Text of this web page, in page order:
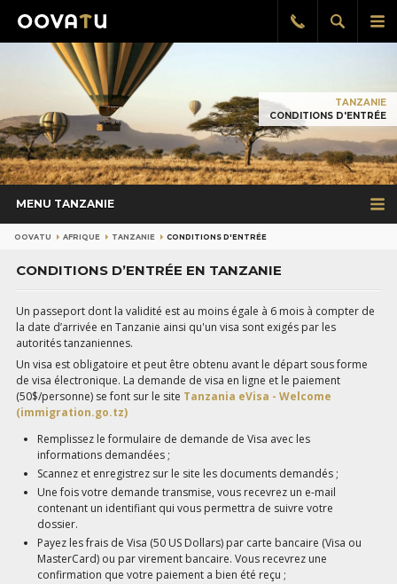
le
Afficher
la
Rappel
gratuit
TANZANIE
CONDITIONS D'ENTRÉE
MENU TANZANIE
OOVATU AFRIQUE TANZANIE CONDITIONS D'ENTRÉE
CONDITIONS D’ENTRÉE EN TANZANIE
Un passeport dont la validité est au moins égale à 6 mois à compter de
la date d’arrivée en Tanzanie ainsi qu'un visa sont exigés par les
autorités tanzaniennes.
Un visa est obligatoire et peut être obtenu avant le départ sous forme
de visa électronique. La demande de visa en ligne et le paiement
(50$/personne) se font sur le site Tanzania eVisa - Welcome
(immigration.go.tz)
Remplissez le formulaire de demande de Visa avec les
informations demandées ;
Scannez et enregistrez sur le site les documents demandés ;
Une fois votre demande transmise, vous recevrez un e-mail
contenant un identifiant qui vous permettra de suivre votre
dossier.
Payez les frais de Visa (50 US Dollars) par carte bancaire (Visa ou
MasterCard) ou par virement bancaire. Vous recevrez une
confirmation que votre paiement a bien été reçu ;